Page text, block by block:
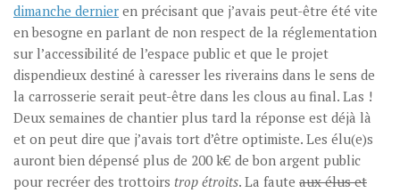
dimanche dernier en précisant que j’avais peut-être été vite
en besogne en parlant de non respect de la réglementation
sur l’accessibilité de l’espace public et que le projet
dispendieux destiné à caresser les riverains dans le sens de
la carrosserie serait peut-être dans les clous au final. Las !
Deux semaines de chantier plus tard la réponse est déjà là
et on peut dire que j’avais tort d’être optimiste. Les élu(e)s
auront bien dépensé plus de 200 k€ de bon argent public
pour recréer des trottoirs trop étroits. La faute aux élus et